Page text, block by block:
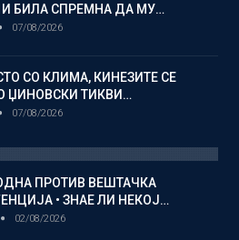
БИЛА СПРЕМНА ДА МУ…
07/08/2026
СО КЛИМА, КИНЕЗИТЕ СЕ
ЏИНОВСКИ ТИКВИ…
07/08/2026
ПРОТИВ ВЕШТАЧКА
• ЗНАЕ ЛИ НЕКОЈ…
02/08/2026